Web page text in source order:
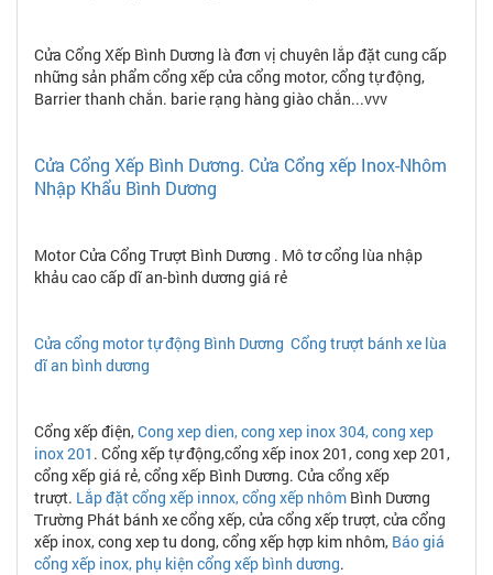
Cửa Cổng Xếp Bình Dương là đơn vị chuyên lắp đặt cung cấp
những sản phẩm cổng xếp cửa cổng motor, cổng tự động,
Barrier thanh chắn. barie rạng hàng giào chắn...vvv
Cửa Cổng Xếp Bình Dương. Cửa Cổng xếp Inox-Nhôm
Nhập Khẩu Bình Dương
Motor Cửa Cổng Trượt Bình Dương . Mô tơ cổng lùa nhập
khảu cao cấp dĩ an-bình dương giá rẻ
Cửa cổng motor tự động Bình Dương Cổng trượt bánh xe lùa
dĩ an bình dương
Cổng xếp điện,Cong xep dien, cong xep inox 304, cong xep
inox 201 . Cổng xếp tự động,cổng xếp inox 201, cong xep 201,
cổng xếp giá rẻ, cổng xếp Bình Dương. Cửa cổng xếp
trượt. Lắp đặt cổng xếp innox, cổng xếp nhôm Bình Dương
Trường Phát bánh xe cổng xếp, cửa cổng xếp trượt, cửa cổng
xếp inox, cong xep tu dong, cổng xếp hợp kim nhôm, Báo giá
cổng xếp inox, phụ kiện cổng xếp bình dương.